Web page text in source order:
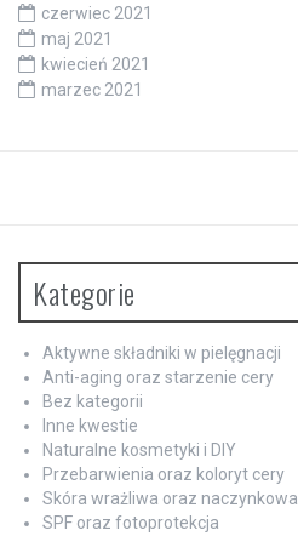
czerwiec 2021
maj 2021
kwiecień 2021
marzec 2021
Kategorie
Aktywne składniki w pielęgnacji
Anti-aging oraz starzenie cery
Bez kategorii
Inne kwestie
Naturalne kosmetyki i DIY
Przebarwienia oraz koloryt cery
Skóra wrażliwa oraz naczynkowa
SPF oraz fotoprotekcja